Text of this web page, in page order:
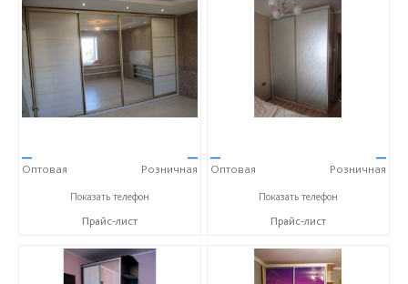
—
Оптовая
—
Розничная
+7 (4752) 56-53-36
Показать телефон
Прайс-лист
—
Оптовая
—
Розничная
+7 (4752) 56-53-36
Показать телефон
Прайс-лист